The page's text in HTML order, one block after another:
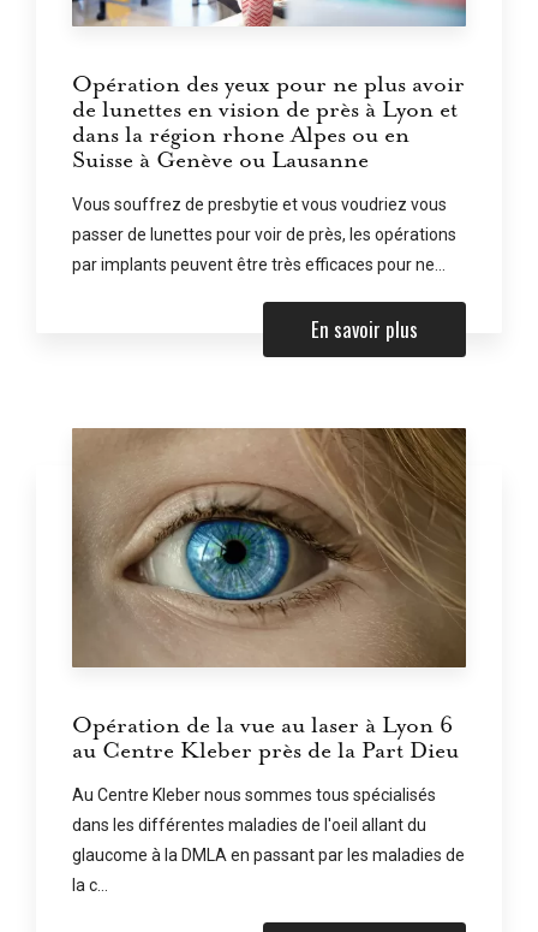
Opération des yeux pour ne plus avoir
de lunettes en vision de près à Lyon et
dans la région rhone Alpes ou en
Suisse à Genève ou Lausanne
Vous souffrez de presbytie et vous voudriez vous
passer de lunettes pour voir de près, les opérations
par implants peuvent être très efficaces pour ne...
En savoir plus
Opération de la vue au laser à Lyon 6
au Centre Kleber près de la Part Dieu
Au Centre Kleber nous sommes tous spécialisés
dans les différentes maladies de l'oeil allant du
glaucome à la DMLA en passant par les maladies de
la c...